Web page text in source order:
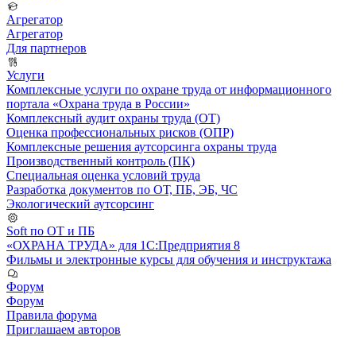
Агрегатор
Агрегатор
Для партнеров
Услуги
Комплексные услуги по охране труда от информационного
портала «Охрана труда в России»
Комплексный аудит охраны труда (ОТ)
Оценка профессиональных рисков (ОПР)
Комплексные решения аутсорсинга охраны труда
Производственный контроль (ПК)
Специальная оценка условий труда
Разработка документов по ОТ, ПБ, ЭБ, ЧС
Экологический аутсорсинг
Soft по ОТ и ПБ
«ОХРАНА ТРУДА» для 1С:Предприятия 8
Фильмы и электронные курсы для обучения и инструктажа
Форум
Форум
Правила форума
Приглашаем авторов